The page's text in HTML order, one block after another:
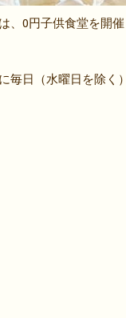
、0円子供食堂を開催
毎日（水曜日を除